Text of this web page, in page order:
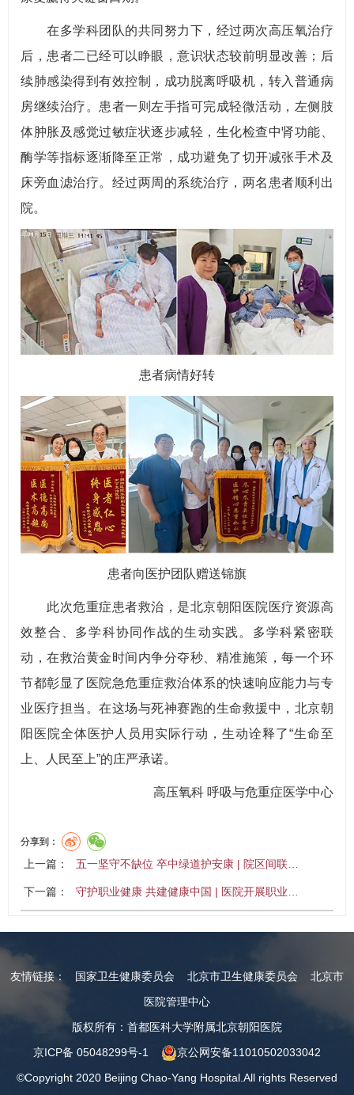
在多学科团队的共同努力下，经过两次高压氧治疗
后，患者二已经可以睁眼，意识状态较前明显改善；后
续肺感染得到有效控制，成功脱离呼吸机，转入普通病
房继续治疗。患者一则左手指可完成轻微活动，左侧肢
体肿胀及感觉过敏症状逐步减轻，生化检查中肾功能、
酶学等指标逐渐降至正常，成功避免了切开减张手术及
床旁血滤治疗。经过两周的系统治疗，两名患者顺利出
院。
患者病情好转
患者向医护团队赠送锦旗
此次危重症患者救治，是北京朝阳医院医疗资源高
效整合、多学科协同作战的生动实践。多学科紧密联
动，在救治黄金时间内争分夺秒、精准施策，每一个环
节都彰显了医院急危重症救治体系的快速响应能力与专
业医疗担当。在这场与死神赛跑的生命救援中，北京朝
阳医院全体医护人员用实际行动，生动诠释了“生命至
上、人民至上”的庄严承诺。
高压氧科 呼吸与危重症医学中心
分享到：
上一篇： 五一坚守不缺位 卒中绿道护安康 | 院区间联…
下一篇： 守护职业健康 共建健康中国 | 医院开展职业…
友情链接： 国家卫生健康委员会 北京市卫生健康委员会
北京市
医院管理中心
版权所有：首都医科大学附属北京朝阳医院
京ICP备 05048299号-1
京公网安备11010502033042
©Copyright 2020 Beijing Chao-Yang Hospital.All rights Reserved